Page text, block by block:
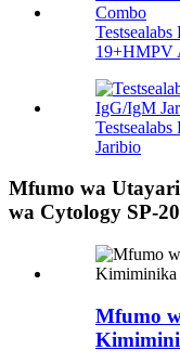
19+HMPV
Jaribio
Mfumo wa
wa Cytology SP-20
Mfumo